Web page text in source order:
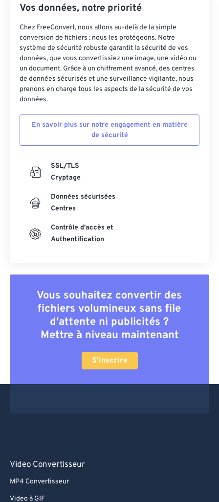
Vos données, notre priorité
Chez FreeConvert, nous allons au-delà de la simple
conversion de fichiers : nous les protégeons. Notre
système de sécurité robuste garantit la sécurité de vos
données, que vous convertissiez une image, une vidéo ou
un document. Grâce à un chiffrement avancé, des centres
de données sécurisés et une surveillance vigilante, nous
prenons en charge tous les aspects de la sécurité de vos
données.
En savoir plus sur notre engagement en matière
de sécurité
SSL/TLS
Cryptage
Données sécurisées
Centres
Contrôle d'accès et
Authentification
Vous souhaitez convertir des
fichiers volumineux sans file
d'attente ni publicités ?
Mettre à niveau maintenant
S'inscrire
Video Convertisseur
MP4 Convertisseur
Video à GIF